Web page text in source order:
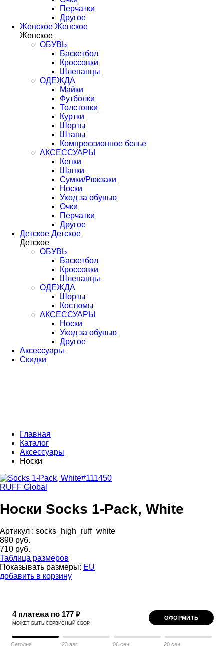
Перчатки
Другое
Женское Женское
Женское
ОБУВЬ
Баскетбол
Кроссовки
Шлепанцы
ОДЕЖДА
Майки
Футболки
Толстовки
Куртки
Шорты
Штаны
Компрессионное белье
АКСЕССУАРЫ
Кепки
Шапки
Сумки/Рюкзаки
Носки
Уход за обувью
Очки
Перчатки
Другое
Детское Детское
Детское
ОБУВЬ
Баскетбол
Кроссовки
Шлепанцы
ОДЕЖДА
Шорты
Костюмы
АКСЕССУАРЫ
Носки
Уход за обувью
Другое
Аксессуары
Скидки
Главная
Каталог
Аксессуары
Носки
RUFF Global
Носки Socks 1-Pack, White
Артикул : socks_high_ruff_white
890 руб.
710 руб.
Таблица размеров
Показывать размеры: EU
добавить в корзину
4 платежа по 177 ₽
МОЖЕТ БЫТЬ СЕРВИСНЫЙ СБОР
ОФОРМИТЬ
Сегодня 23 авг 06 сен 20 сен